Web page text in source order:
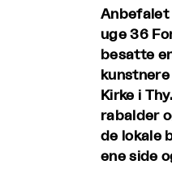
Anbefalet
uge 36
besatte
Kirke i
rabalder
de lokale
ene side